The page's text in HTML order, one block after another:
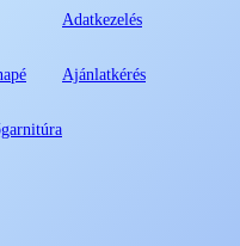
Adatkezelés
Ajánlatkérés